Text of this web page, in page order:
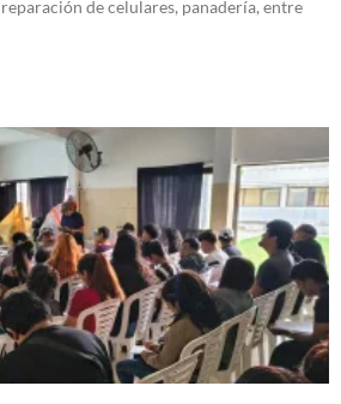
de celulares, panadería, entre